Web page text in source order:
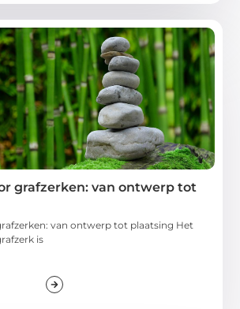
grafzerken: van ontwerp tot
van ontwerp tot plaatsing Het
is